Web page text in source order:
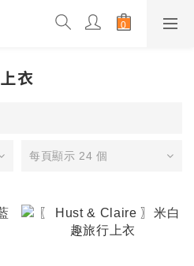
上衣
每頁顯示 24 個